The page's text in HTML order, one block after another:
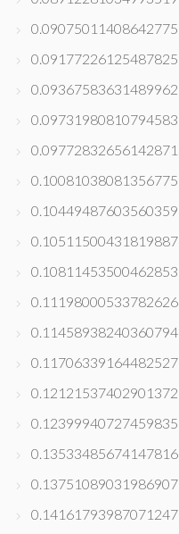
0.09075011408642775
0.09177226125487825
0.09367583631489962
0.09731980810794583
0.09772832656142871
0.10081038081356775
0.10449487603560359
0.10511500431819887
0.10811453500462853
0.11198000533782626
0.11458938240360794
0.11706339164482527
0.12121537402901372
0.12399940727459835
0.13533485674147816
0.13751089031986907
0.14161793987071247